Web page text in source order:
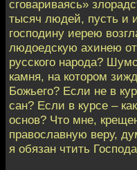
сговариваясь»
тысяч людей, пусть и
господину иерею
людоедскую ахинею
русского народа?
камня, на котором
Божьего? Если не в
сан? Если в курсе –
основ? Что мне,
православную веру,
я обязан чтить